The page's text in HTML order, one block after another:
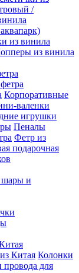
/
из винила
из винила
Корпоративные
валенки
игрушки
Пеналы
Фетр из
подарочная
и
Китая Колонки
провода для